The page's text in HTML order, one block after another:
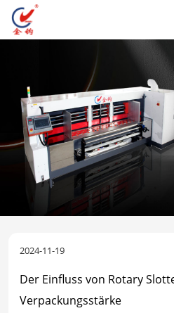
2024-11-19
Der Einfluss von Rotary
Verpackungsstärke